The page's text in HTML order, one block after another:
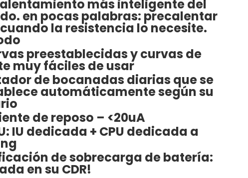
más inteligente del
en pocas palabras: precalentar
la resistencia lo necesite.
preestablecidas y curvas de
muy fáciles de usar
de bocanadas diarias que se
automáticamente según su
de reposo – <20uA
IU dedicada + CPU dedicada a
de sobrecarga de batería:
en su CDR!